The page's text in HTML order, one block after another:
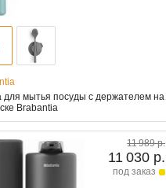
для мытья посуды с держателем на
Brabantia
11 989 р.
11 030 р.
под заказ